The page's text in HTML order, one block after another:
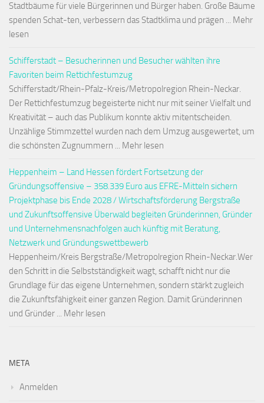
Stadtbäume für viele Bürgerinnen und Bürger haben. Große Bäume
spenden Schat-ten, verbessern das Stadtklima und prägen ... Mehr
lesen
Schifferstadt – Besucherinnen und Besucher wählten ihre
Favoriten beim Rettichfestumzug
Schifferstadt/Rhein-Pfalz-Kreis/Metropolregion Rhein-Neckar.
Der Rettichfestumzug begeisterte nicht nur mit seiner Vielfalt und
Kreativität – auch das Publikum konnte aktiv mitentscheiden.
Unzählige Stimmzettel wurden nach dem Umzug ausgewertet, um
die schönsten Zugnummern ... Mehr lesen
Heppenheim – Land Hessen fördert Fortsetzung der
Gründungsoffensive – 358.339 Euro aus EFRE-Mitteln sichern
Projektphase bis Ende 2028 / Wirtschaftsförderung Bergstraße
und Zukunftsoffensive Überwald begleiten Gründerinnen, Gründer
und Unternehmensnachfolgen auch künftig mit Beratung,
Netzwerk und Gründungswettbewerb
Heppenheim/Kreis Bergstraße/Metropolregion Rhein-Neckar.Wer
den Schritt in die Selbstständigkeit wagt, schafft nicht nur die
Grundlage für das eigene Unternehmen, sondern stärkt zugleich
die Zukunftsfähigkeit einer ganzen Region. Damit Gründerinnen
und Gründer ... Mehr lesen
META
Anmelden